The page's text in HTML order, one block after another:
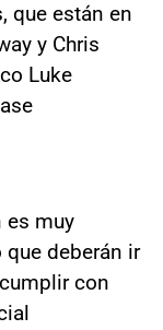
que están en
y Chris
Luke
es muy
deberán ir
con